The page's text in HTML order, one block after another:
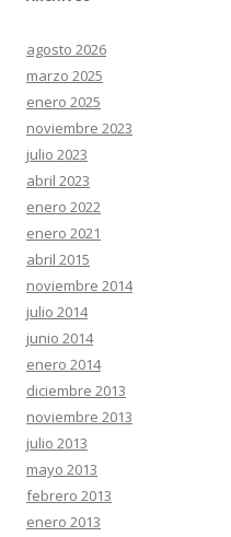
agosto 2026
marzo 2025
enero 2025
noviembre 2023
julio 2023
abril 2023
enero 2022
enero 2021
abril 2015
noviembre 2014
julio 2014
junio 2014
enero 2014
diciembre 2013
noviembre 2013
julio 2013
mayo 2013
febrero 2013
enero 2013